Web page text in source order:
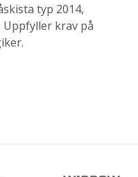
typ 2014,
Uppfyller krav på